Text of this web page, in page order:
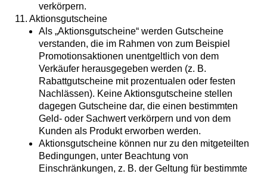
verkörpern.
11. Aktionsgutscheine
Als „Aktionsgutscheine“ werden Gutscheine
verstanden, die im Rahmen von zum Beispiel
Promotionsaktionen unentgeltlich von dem
Verkäufer herausgegeben werden (z. B.
Rabattgutscheine mit prozentualen oder festen
Nachlässen). Keine Aktionsgutscheine stellen
dagegen Gutscheine dar, die einen bestimmten
Geld- oder Sachwert verkörpern und von dem
Kunden als Produkt erworben werden.
Aktionsgutscheine können nur zu den mitgeteilten
Bedingungen, unter Beachtung von
Einschränkungen, z. B. der Geltung für bestimmte